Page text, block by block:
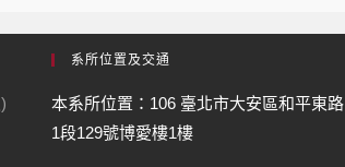
)
系所位置及交通
本系所位置：106 臺北市大安區和平東路
1段129號博愛樓1樓